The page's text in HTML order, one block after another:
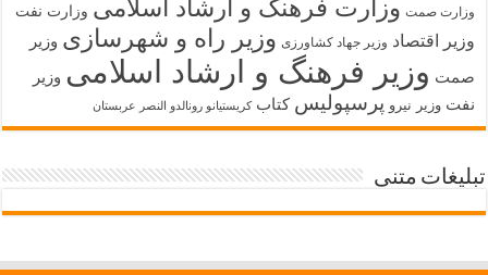
وزارت صمت وزارت فرهنگ و ارشاد اسلامی وزارت نفت
وزیر اقتصاد وزیر جهاد کشاورزی وزیر راه و شهرسازی وزیر
صمت وزیر فرهنگ و ارشاد اسلامی وزیر
نفت وزیر نیرو پرسپولیس کتاب کریستیانو رونالدو النصر عربستان
تبلیغات متنی